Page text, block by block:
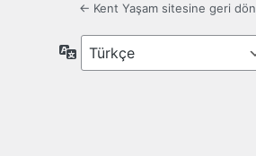
← Kent Yaşam sitesine geri dön
Dil